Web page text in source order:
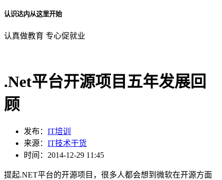
认识达内从这里开始
认真做教育 专心促就业
.Net平台开源项目五年发展回
顾
发布： IT培训
来源： IT技术干货
时间：2014-12-29 11:45
提起.NET平台的开源项目，很多人都会想到微软在开源方面